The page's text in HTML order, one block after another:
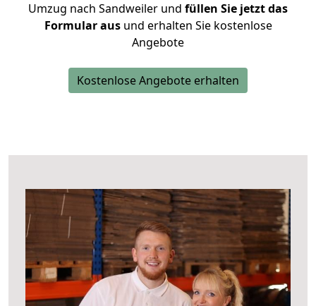
Umzug nach Sandweiler und füllen Sie jetzt das
Formular ausund erhalten Sie kostenlose
Angebote
Kostenlose Angebote erhalten